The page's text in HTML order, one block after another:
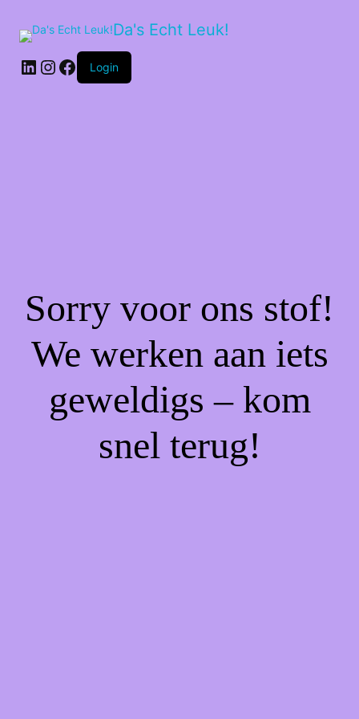
Da's Echt Leuk!
LinkedIn
Instagram
Facebook
Login
Sorry voor ons stof!
We werken aan iets
geweldigs – kom
snel terug!